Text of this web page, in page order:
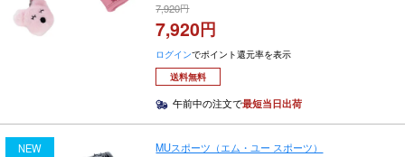
7,920
7,920
ログインでポイント還元率を表示
送料無料
午前中の注文で最短当日出荷
NEW MUスポーツ（エム・ユー スポーツ）